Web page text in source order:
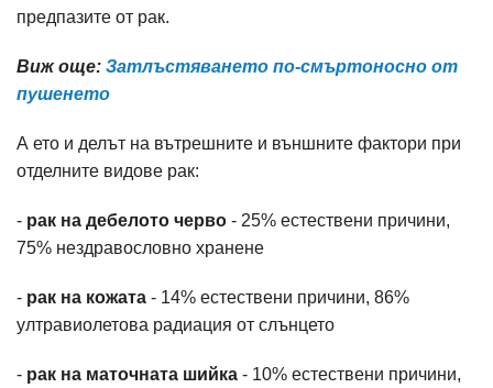
предпазите от рак.
Виж още: Затлъстяването по-смъртоносно от
пушенето
А ето и делът на вътрешните и външните фактори при
отделните видове рак:
- рак на дебелото черво - 25% естествени причини,
75% нездравословно хранене
- рак на кожата - 14% естествени причини, 86%
ултравиолетова радиация от слънцето
- рак на маточната шийка - 10% естествени причини,